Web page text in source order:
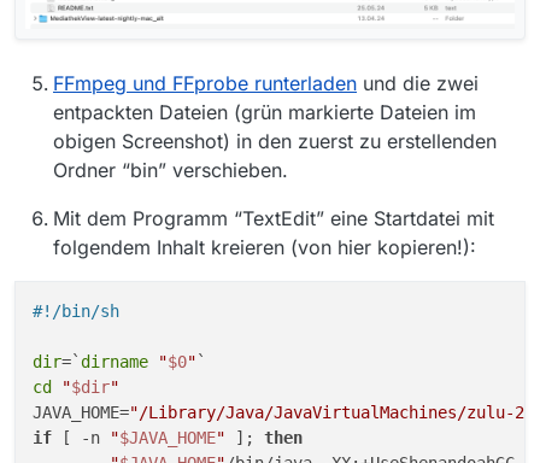
FFmpeg und FFprobe runterladen und die zwei
entpackten Dateien (grün markierte Dateien im
obigen Screenshot) in den zuerst zu erstellenden
Ordner “bin” verschieben.
Mit dem Programm “TextEdit” eine Startdatei mit
folgendem Inhalt kreieren (von hier kopieren!):
#!/bin/sh
dir=`dirname "$0"
cd
"$dir"
JAVA_HOME="/Library/Java/JavaVirtualMachines/zulu-
if [ -n "$JAVA_HOME" ]; then